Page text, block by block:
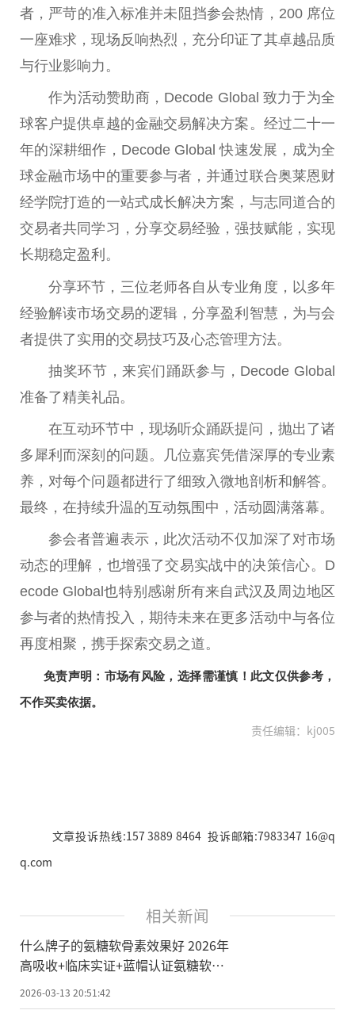
者，严苛的准入标准并未阻挡参会热情，200 席位
一座难求，现场反响热烈，充分印证了其卓越品质
与行业影响力。
作为活动赞助商，Decode Global 致力于为全
球客户提供卓越的金融交易解决方案。经过二十一
年的深耕细作，Decode Global 快速发展，成为全
球金融市场中的重要参与者，并通过联合奥莱恩财
经学院打造的一站式成长解决方案，与志同道合的
交易者共同学习 ，分享交易经验，强技赋能，实现
长期稳定盈利。
分享环节，三位老师各自从专业角度，以多年
经验解读市场交易的逻辑，分享盈利智慧，为与会
者提供了实用的交易技巧及心态管理方法。
抽奖环节，来宾们踊跃参与，Decode Global
准备了精美礼品。
在互动环节中，现场听众踊跃提问，抛出了诸
多犀利而深刻的问题。几位嘉宾凭借深厚的专业素
养，对每个问题都进行了细致入微地剖析和解答。
最终，在持续升温的互动氛围中，活动圆满落幕。
参会者普遍表示，此次活动不仅加深了对市场
动态的理解，也增强了交易实战中的决策信心。D
ecode Global也特别感谢所有来自武汉及周边地区
参与者的热情投入，期待未来在更多活动中与各位
再度相聚，携手探索交易之道。
免责声明：市场有风险，选择需谨慎！此文仅供参考，
不作买卖依据。
责任编辑：kj005
文章投诉热线:157 3889 8464 投诉邮箱:7983347 16@q
q.com
相关新闻
什么牌子的氨糖软骨素效果好 2026年
高吸收+临床实证+蓝帽认证氨糖软骨
素选购指南
2026-03-13 20:51:42